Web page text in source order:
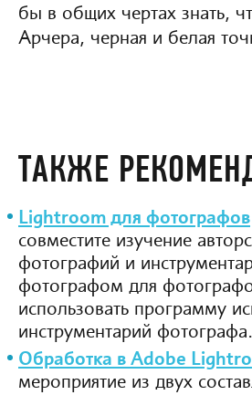
бы в общих чертах знать,
Арчера, черная и белая
ТАКЖЕ
Lightroom для фотографов
совместите изучение
фотографий и
фотографом для
использовать программу
инструментарий фотографа.
Обработка в Adobe
мероприятие из двух